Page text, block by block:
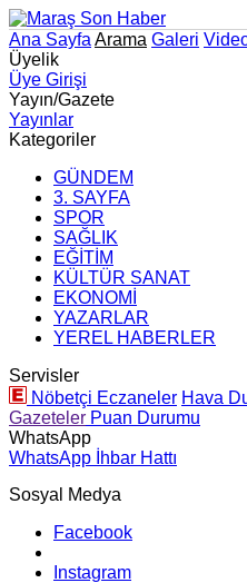
Ana Sayfa Arama Galeri
Üyelik
Üye Girişi
Yayın/Gazete
Yayınlar
Kategoriler
GÜNDEM
3. SAYFA
SPOR
SAĞLIK
EĞİTİM
KÜLTÜR SANAT
EKONOMİ
YAZARLAR
YEREL HABERLER
Servisler
Nöbetçi Eczaneler Hava
Gazeteler Puan Durumu
WhatsApp
WhatsApp İhbar Hattı
Sosyal Medya
Facebook
Instagram